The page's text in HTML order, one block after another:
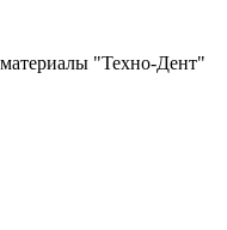
"Техно-Дент"